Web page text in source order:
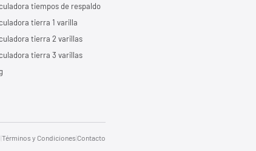
tiempos de respaldo
tierra 1 varilla
tierra 2 varillas
tierra 3 varillas
Términos y Condiciones Contacto